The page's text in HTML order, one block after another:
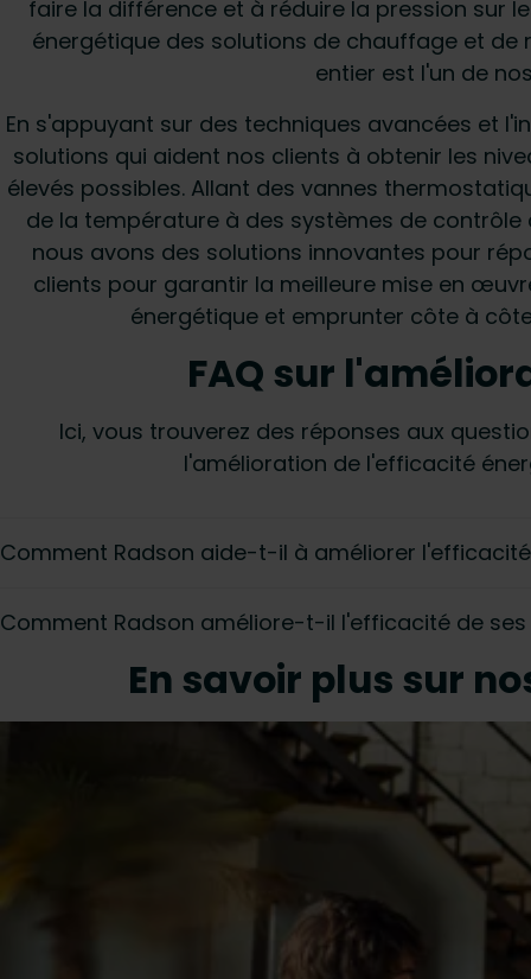
faire la différence et à réduire la pression sur
énergétique des solutions de chauffage et
entier est l'un de
En s'appuyant sur des techniques avancées et
solutions qui aident nos clients à obtenir les
élevés possibles. Allant des vannes
de la température à des systèmes de
nous avons des solutions innovantes pour
clients pour garantir la meilleure mise en
énergétique et emprunter côte à
FAQ sur
Ici, vous trouverez des réponses aux
l'amélioration de l'efficacité
Comment Radson aide-t-il à améliorer
Comment Radson améliore-t-il l'efficacité de
En savoir plus sur